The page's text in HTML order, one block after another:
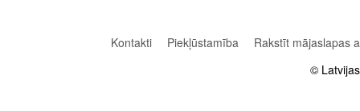
Kontakti Piekļūstamība
Rakstīt mājaslapas
©